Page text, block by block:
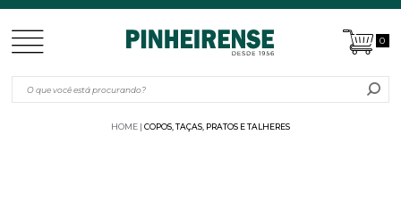
0
HOME COPOS, TAÇAS, PRATOS E TALHERES